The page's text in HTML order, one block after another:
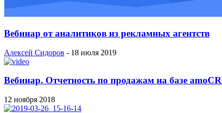
Вебинар от аналитиков из рекламных агентств
Алексей Сидоров - 18 июля 2019
Вебинар. Отчетность по продажам на базе
12 ноября 2018